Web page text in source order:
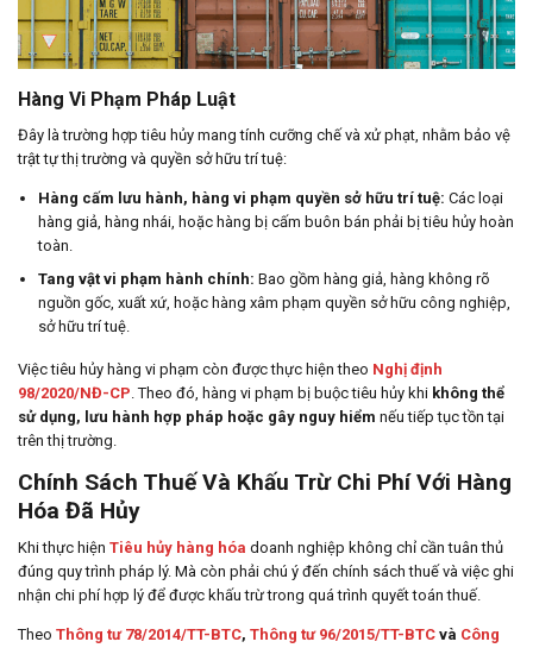
Hàng Vi Phạm Pháp Luật
Đây là trường hợp tiêu hủy mang tính cưỡng chế và xử phạt, nhằm bảo vệ
trật tự thị trường và quyền sở hữu trí tuệ:
Hàng cấm lưu hành, hàng vi phạm quyền sở hữu trí tuệ: Các loại
hàng giả, hàng nhái, hoặc hàng bị cấm buôn bán phải bị tiêu hủy hoàn
toàn.
Tang vật vi phạm hành chính: Bao gồm hàng giả, hàng không rõ
nguồn gốc, xuất xứ, hoặc hàng xâm phạm quyền sở hữu công nghiệp,
sở hữu trí tuệ.
Việc tiêu hủy hàng vi phạm còn được thực hiện theo Nghị định
98/2020/NĐ-CP . Theo đó, hàng vi phạm bị buộc tiêu hủy khi không thể
sử dụng, lưu hành hợp pháp hoặc gây nguy hiểm nếu tiếp tục tồn tại
trên thị trường.
Chính Sách Thuế Và Khấu Trừ Chi Phí Với Hàng
Hóa Đã Hủy
Khi thực hiện Tiêu hủy hàng hóa doanh nghiệp không chỉ cần tuân thủ
đúng quy trình pháp lý. Mà còn phải chú ý đến chính sách thuế và việc ghi
nhận chi phí hợp lý để được khấu trừ trong quá trình quyết toán thuế.
Theo Thông tư 78/2014/TT-BTC, Thông tư 96/2015/TT-BTC và Công